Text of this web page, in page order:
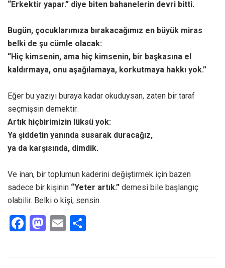
“Erkektir yapar.” diye biten bahanelerin devri bitti.
Bugün, çocuklarımıza bırakacağımız en büyük miras
belki de şu cümle olacak:
“Hiç kimsenin, ama hiç kimsenin, bir başkasına el
kaldırmaya, onu aşağılamaya, korkutmaya hakkı yok.”
Eğer bu yazıyı buraya kadar okuduysan, zaten bir taraf
seçmişsin demektir.
Artık hiçbirimizin lüksü yok:
Ya şiddetin yanında susarak duracağız,
ya da karşısında, dimdik.
Ve inan, bir toplumun kaderini değiştirmek için bazen
sadece bir kişinin “Yeter artık.” demesi bile başlangıç
olabilir. Belki o kişi, sensin.
F
M E